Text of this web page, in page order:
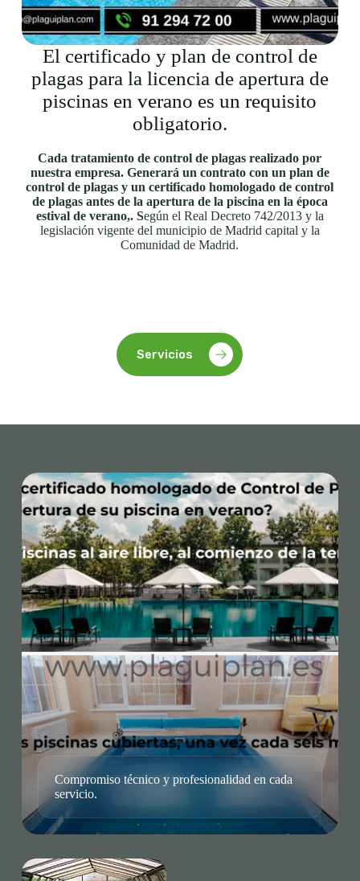
El certificado y plan de control de
plagas para la licencia de apertura de
piscinas en verano es un requisito
obligatorio.
Cada tratamiento de control de plagas realizado por
nuestra empresa. Generará un contrato con un plan de
control de plagas y un certificado homologado de control
de plagas antes de la apertura de la piscina en la época
estival de verano,. Según el Real Decreto 742/2013 y la
legislación vigente del municipio de Madrid capital y la
Comunidad de Madrid.
Servicios
Compromiso técnico y profesionalidad en cada
servicio.